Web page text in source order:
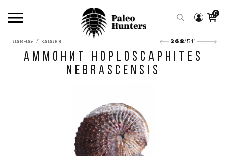
0
ГЛАВНАЯ / КАТАЛОГ 268/511
АММОНИТ HOPLOSCAPHITES
NEBRASCENSIS